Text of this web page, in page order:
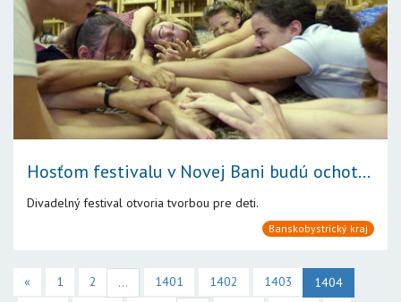
Hosťom festivalu v Novej Bani budú ochot...
Divadelný festival otvoria tvorbou pre deti.
Banskobystrický kraj
« 1 2 ... 1401 1402 1403
1404